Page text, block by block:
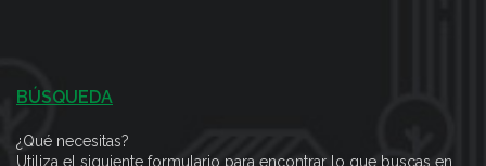
BÚSQUEDA
¿Qué necesitas?
Utiliza el siguiente formulario para encontrar lo que buscas en